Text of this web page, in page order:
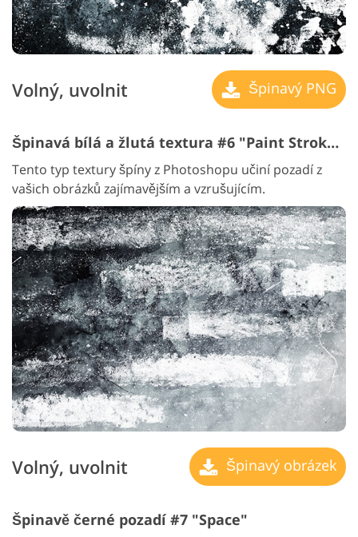
Volný, uvolnit Špinavý PNG
Špinavá bílá a žlutá textura #6 "Paint Strokes"
Tento typ textury špíny z Photoshopu učiní pozadí z
vašich obrázků zajímavějším a vzrušujícím.
Volný, uvolnit Špinavý obrázek
Špinavě černé pozadí #7 "Space"